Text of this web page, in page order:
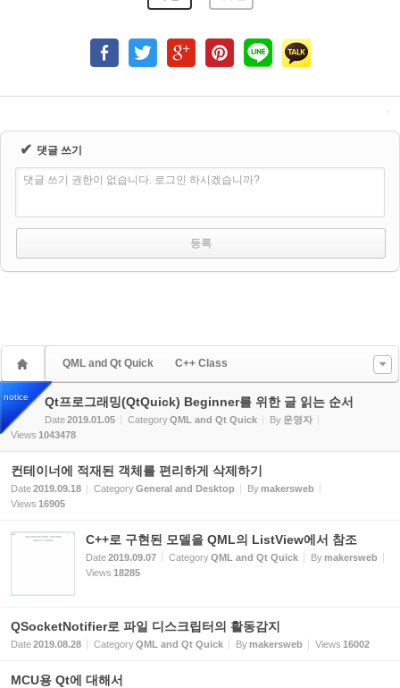
✔ 댓글 쓰기
댓글 쓰기 권한이 없습니다. 로그인 하시겠습니까?
QML and Qt Quick C++ Class
notice Qt프로그래밍(QtQuick) Beginner를 위한 글 읽는 순서
Date2019.01.05 CategoryQML and Qt Quick By 운영자
Views 1043478
컨테이너에 적재된 객체를 편리하게 삭제하기
Date2019.09.18 CategoryGeneral and Desktop Bymakersweb
Views 16905
C++로 구현된 모델을 QML의 ListView에서 참조
Date2019.09.07 CategoryQML and Qt Quick Bymakersweb
Views 18285
QSocketNotifier로 파일 디스크립터의 활동감지
Date2019.08.28 CategoryQML and Qt Quick Bymakersweb Views 16002
MCU용 Qt에 대해서